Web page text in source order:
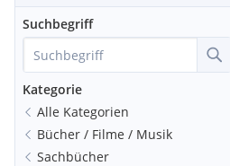
Suchbegriff
Kategorie
Alle Kategorien
Bücher / Filme / Musik
Sachbücher